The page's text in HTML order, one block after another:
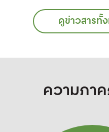
ดูข่าวสารทั้
ความภา